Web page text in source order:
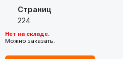
Страниц
224
Нет на складе.
Можно заказать.